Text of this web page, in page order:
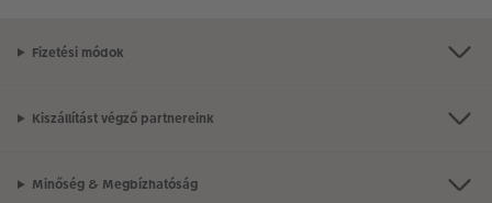
Fizetési módok
Kiszállítást végző partnereink
Minőség & Megbízhatóság